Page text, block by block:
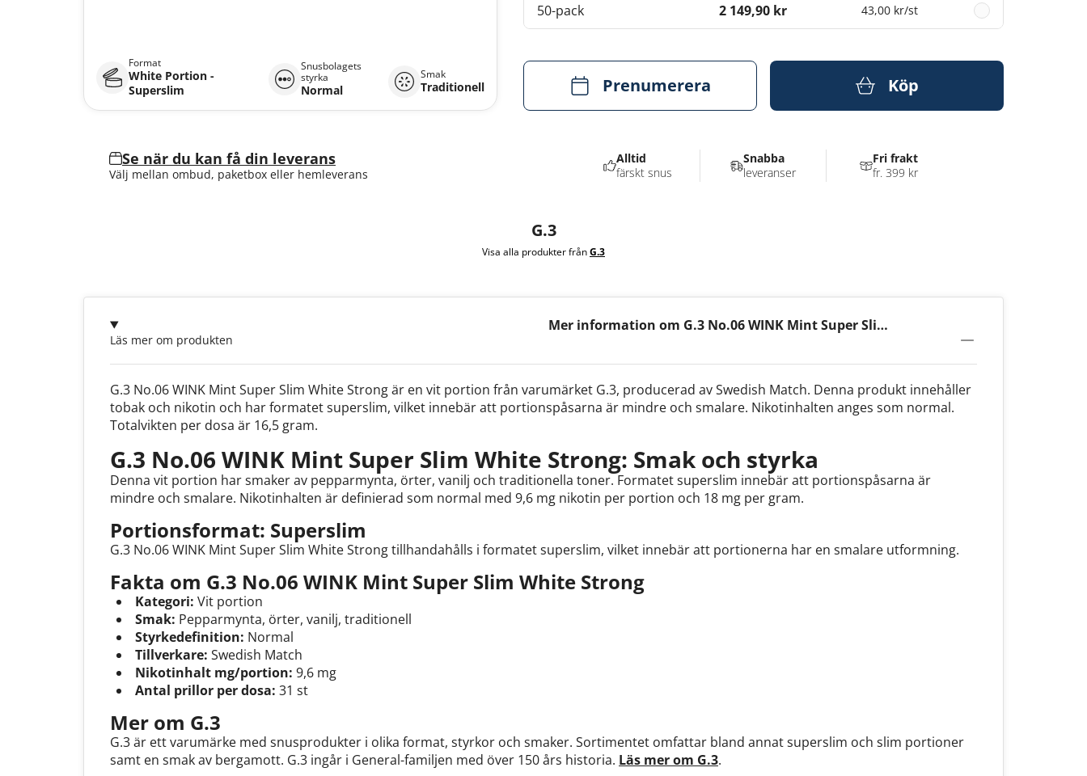
Format
White Portion -
Superslim
Snusbolagets
styrka
Normal
Smak
Traditionell
50-pack 2 149,90 kr 43,00 kr/st
Prenumerera Köp
Se när du kan få din leverans
Välj mellan ombud, paketbox eller hemleverans
Mer information om G.3 No.06 WINK Mint Super Slim
Läs mer om produkten
G.3 No.06 WINK Mint Super Slim White Strong är en vit portion från varumärket G.3, producerad av Swedish Match. Denna produkt innehåller
tobak och nikotin och har formatet superslim, vilket innebär att portionspåsarna är mindre och smalare. Nikotinhalten anges som normal.
Totalvikten per dosa är 16,5 gram.
G.3 No.06 WINK Mint Super Slim White Strong: Smak och styrka
Denna vit portion har smaker av pepparmynta, örter, vanilj och traditionella toner. Formatet superslim innebär att portionspåsarna är
mindre och smalare. Nikotinhalten är definierad som normal med 9,6 mg nikotin per portion och 18 mg per gram.
Portionsformat: Superslim
G.3 No.06 WINK Mint Super Slim White Strong tillhandahålls i formatet superslim, vilket innebär att portionerna har en smalare utformning.
Fakta om G.3 No.06 WINK Mint Super Slim White Strong
Kategori: Vit portion
Smak: Pepparmynta, örter, vanilj, traditionell
Styrkedefinition: Normal
Tillverkare: Swedish Match
Nikotinhalt mg/portion: 9,6 mg
Antal prillor per dosa: 31 st
Mer om G.3
G.3 är ett varumärke med snusprodukter i olika format, styrkor och smaker. Sortimentet omfattar bland annat superslim och slim portioner
samt en smak av bergamott. G.3 ingår i General-familjen med över 150 års historia. Läs mer om G.3.
G.3
Visa alla produkter frånG.3
Alltid
färskt snus
Snabba
leveranser
Fri frakt
fr. 399 kr